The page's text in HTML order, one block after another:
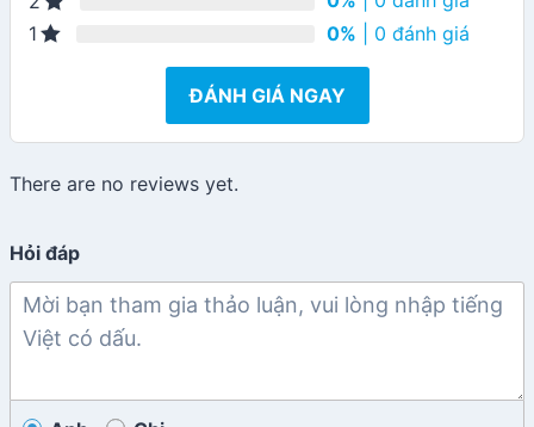
1
0% | 0 đánh giá
ĐÁNH GIÁ NGAY
There are no reviews yet.
Hỏi đáp